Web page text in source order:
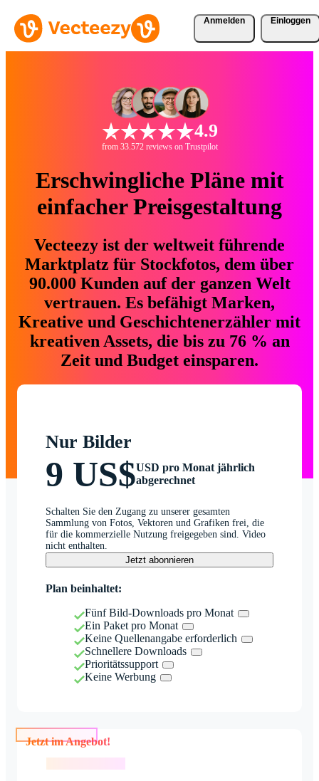
Anmelden Einloggen
4.9
from 33.572 reviews on Trustpilot
Erschwingliche Pläne mit
einfacher Preisgestaltung
Vecteezy ist der weltweit führende
Marktplatz für Stockfotos, dem über
90.000 Kunden auf der ganzen Welt
vertrauen. Es befähigt Marken,
Kreative und Geschichtenerzähler mit
kreativen Assets, die bis zu 76 % an
Zeit und Budget einsparen.
Nur Bilder
9 US$USD pro Monat jährlich
abgerechnet
Schalten Sie den Zugang zu unserer gesamten
Sammlung von Fotos, Vektoren und Grafiken frei, die
für die kommerzielle Nutzung freigegeben sind. Video
nicht enthalten.
Jetzt abonnieren
Plan beinhaltet:
Fünf Bild-Downloads pro Monat
Ein Paket pro Monat
Keine Quellenangabe erforderlich
Schnellere Downloads
Prioritätssupport
Keine Werbung
Jetzt im Angebot!